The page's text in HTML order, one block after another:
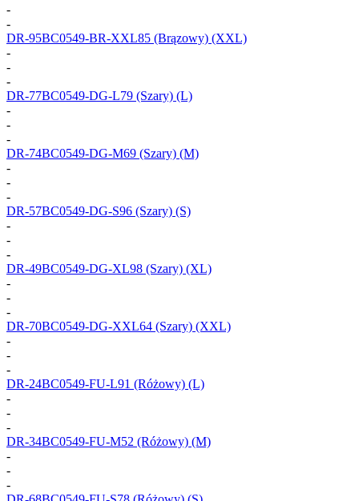
-
-
DR-95BC0549-BR-XXL85 (Brązowy) (XXL)
-
-
-
DR-77BC0549-DG-L79 (Szary) (L)
-
-
-
DR-74BC0549-DG-M69 (Szary) (M)
-
-
-
DR-57BC0549-DG-S96 (Szary) (S)
-
-
-
DR-49BC0549-DG-XL98 (Szary) (XL)
-
-
-
DR-70BC0549-DG-XXL64 (Szary) (XXL)
-
-
-
DR-24BC0549-FU-L91 (Różowy) (L)
-
-
-
DR-34BC0549-FU-M52 (Różowy) (M)
-
-
-